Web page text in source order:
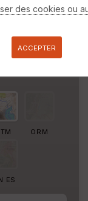
ORM
ES
des cookies ou
ACCEPTER